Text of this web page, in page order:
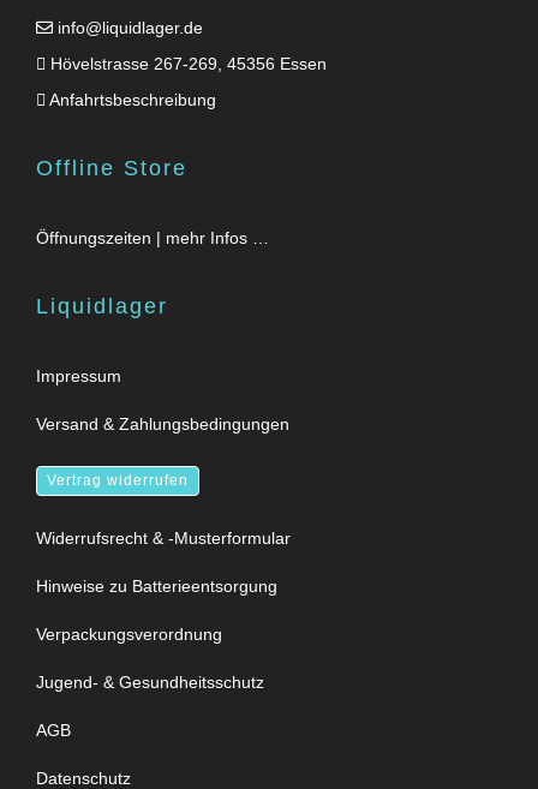
info@liquidlager.de
Hövelstrasse 267-269, 45356 Essen
Anfahrtsbeschreibung
Offline Store
Öffnungszeiten | mehr Infos …
Liquidlager
Impressum
Versand & Zahlungsbedingungen
Vertrag widerrufen
Widerrufsrecht & -Musterformular
Hinweise zu Batterieentsorgung
Verpackungsverordnung
Jugend- & Gesundheitsschutz
AGB
Datenschutz